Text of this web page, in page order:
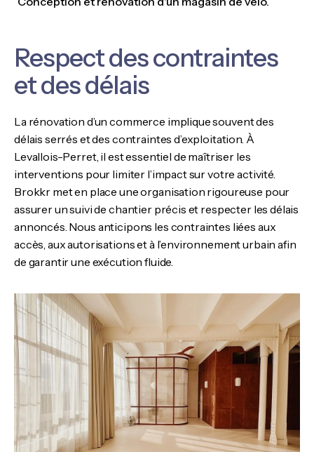
Respect des contraintes
et des délais
La rénovation d’un commerce implique souvent des
délais serrés et des contraintes d’exploitation. À
Levallois-Perret, il est essentiel de maîtriser les
interventions pour limiter l’impact sur votre activité.
Brokkr met en place une organisation rigoureuse pour
assurer un suivi de chantier précis et respecter les délais
annoncés. Nous anticipons les contraintes liées aux
accès, aux autorisations et à l’environnement urbain afin
de garantir une exécution fluide.